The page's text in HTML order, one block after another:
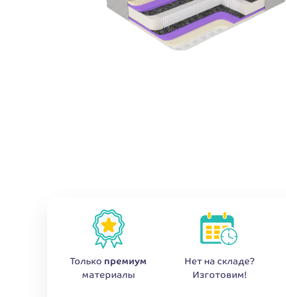
Только премиум
материалы
Нет на складе?
Изготовим!